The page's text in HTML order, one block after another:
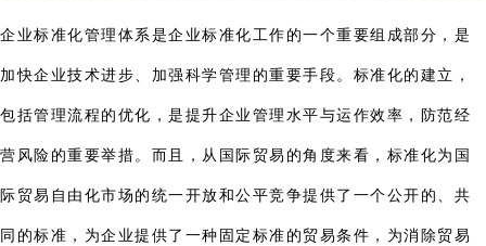
企业标准化管理体系是企业标准化工作的一个重要组成部分，是
加快企业技术进步、加强科学管理的重要手段。标准化的建立，
包括管理流程的优化，是提升企业管理水平与运作效率，防范经
营风险的重要举措。而且，从国际贸易的角度来看，标准化为国
际贸易自由化市场的统一开放和公平竞争提供了一个公开的、共
同的标准，为企业提供了一种固定标准的贸易条件，为消除贸易